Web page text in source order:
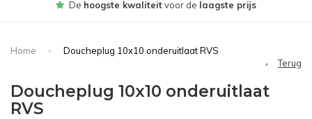
Gratisbezorgd vanaf € 150
Home
Doucheplug 10x10 onderuitlaat RVS
Terug
Doucheplug 10x10 onderuitlaat
RVS